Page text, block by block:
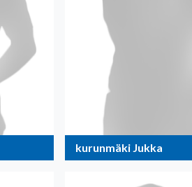
kurunmäki Jukka